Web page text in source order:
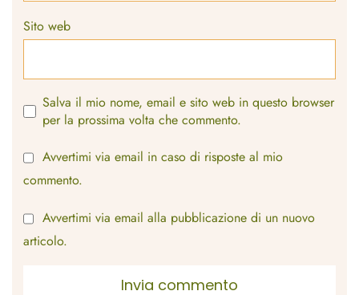
Sito web
Salva il mio nome, email e sito web in questo browser
per la prossima volta che commento.
Avvertimi via email in caso di risposte al mio
commento.
Avvertimi via email alla pubblicazione di un nuovo
articolo.